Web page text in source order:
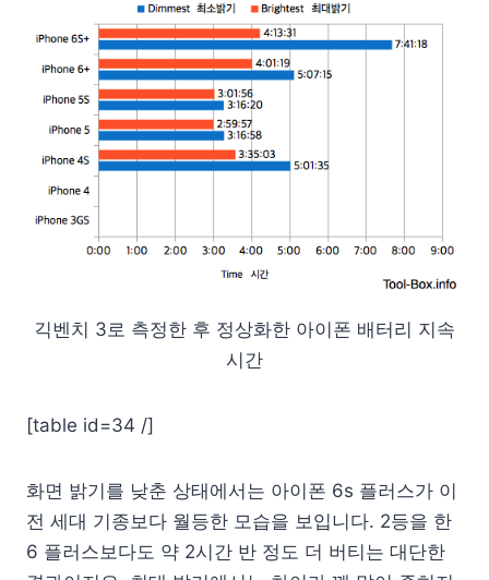
긱벤치 3로 측정한 후 정상화한 아이폰 배터리 지속
시간
[table id=34 /]
화면 밝기를 낮춘 상태에서는 아이폰 6s 플러스가 이
전 세대 기종보다 월등한 모습을 보입니다. 2등을 한
6 플러스보다도 약 2시간 반 정도 더 버티는 대단한